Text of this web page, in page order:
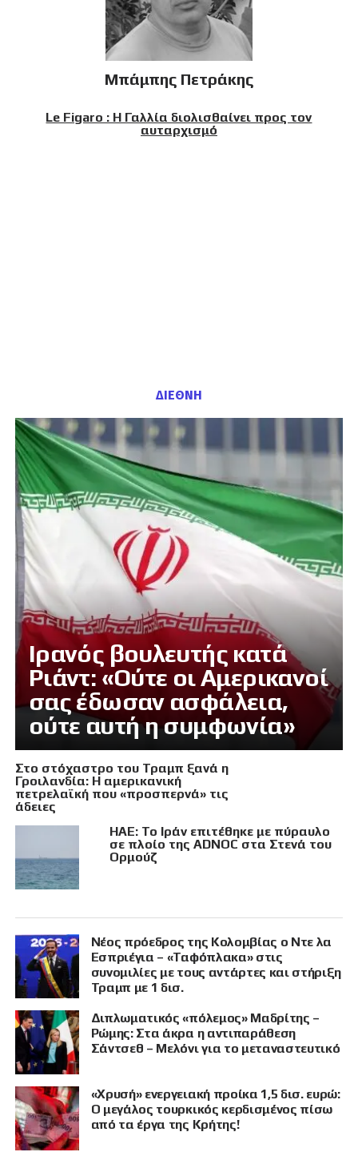
Μπάμπης Πετράκης
Le Figaro : Η Γαλλία διολισθαίνει προς τον
αυταρχισμό
ΔΙΕΘΝΗ
Ιρανός βουλευτής κατά
Ριάντ: «Ούτε οι Αμερικανοί
σας έδωσαν ασφάλεια,
ούτε αυτή η συμφωνία»
Στο στόχαστρο του Τραμπ ξανά η
Γροιλανδία: Η αμερικανική
πετρελαϊκή που «προσπερνά» τις
άδειες
ΗΑΕ: Το Ιράν επιτέθηκε με πύραυλο
σε πλοίο της ADNOC στα Στενά του
Ορμούζ
Νέος πρόεδρος της Κολομβίας ο Ντε λα
Εσπριέγια – «Ταφόπλακα» στις
συνομιλίες με τους αντάρτες και στήριξη
Τραμπ με 1 δισ.
Διπλωματικός «πόλεμος» Μαδρίτης –
Ρώμης: Στα άκρα η αντιπαράθεση
Σάντσεθ – Μελόνι για το μεταναστευτικό
«Χρυσή» ενεργειακή προίκα 1,5 δισ. ευρώ:
Ο μεγάλος τουρκικός κερδισμένος πίσω
από τα έργα της Κρήτης!